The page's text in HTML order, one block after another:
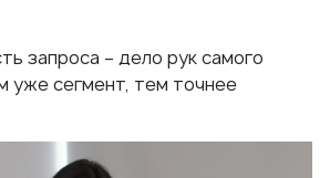
запроса – дело рук самого
уже сегмент, тем точнее